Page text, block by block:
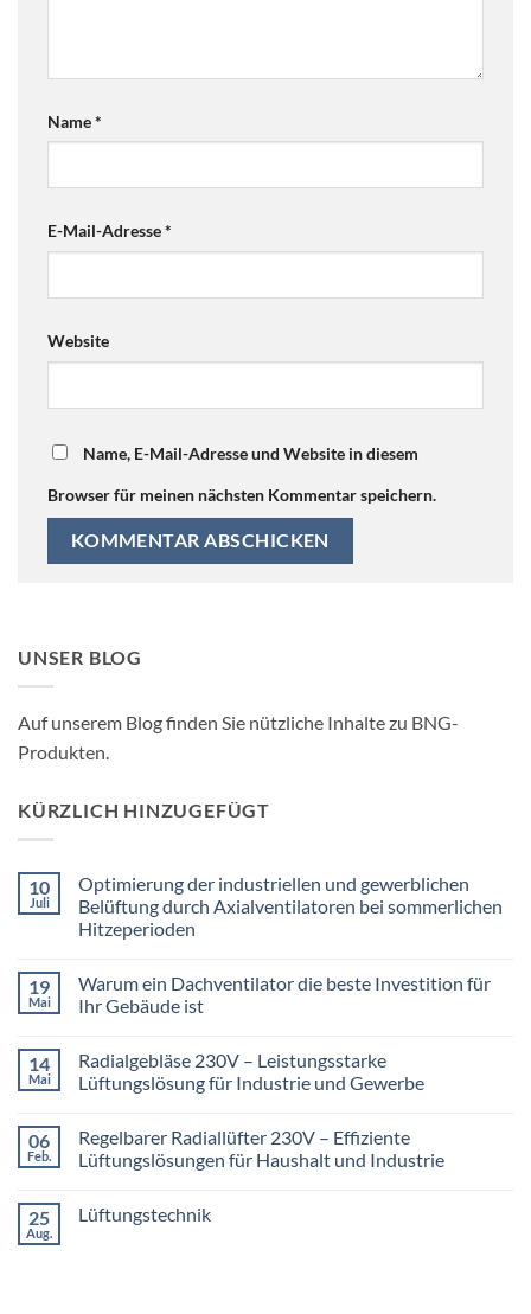
Name*
E-Mail-Adresse*
Website
Name, E-Mail-Adresse und Website in diesem
Browser für meinen nächsten Kommentar speichern.
UNSER BLOG
Auf unserem Blog finden Sie nützliche Inhalte zu BNG-
Produkten.
KÜRZLICH HINZUGEFÜGT
10
Juli
Optimierung der industriellen und gewerblichen
Belüftung durch Axialventilatoren bei sommerlichen
Hitzeperioden
zu
Optimierung
der
gewerblichen
Belüftung
durch
sommerlichen
Hitzeperioden
19
Mai
Warum ein Dachventilator die beste Investition für
Ihr Gebäude ist
zu
Warum
ein
beste
Investition
für
ist
14
Mai
Radialgebläse 230V – Leistungsstarke
Lüftungslösung für Industrie und Gewerbe
zu
Radialgebläse
230V
Lüftungslösung
06
Feb.
Regelbarer Radiallüfter 230V – Effiziente
Lüftungslösungen für Haushalt und Industrie
zu
Regelbarer
25
Aug.
Lüftungstechnik